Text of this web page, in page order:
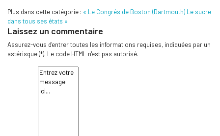
Plus dans cette catégorie : « Le Congrés de Boston (Dartmouth) Le sucre
dans tous ses états »
Laissez un commentaire
Assurez-vous d'entrer toutes les informations requises, indiquées par un
astérisque (*). Le code HTML n'est pas autorisé.